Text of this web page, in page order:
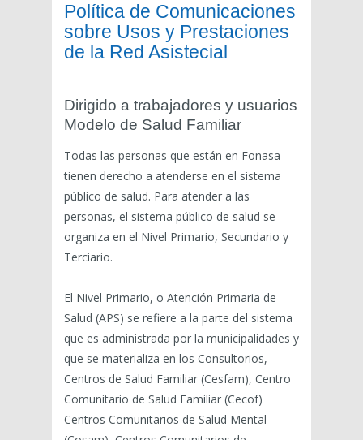
Política de Comunicaciones
sobre Usos y Prestaciones
de la Red Asistecial
Dirigido a trabajadores y usuarios
Modelo de Salud Familiar
Todas las personas que están en Fonasa
tienen derecho a atenderse en el sistema
público de salud. Para atender a las
personas, el sistema público de salud se
organiza en el Nivel Primario, Secundario y
Terciario.
El Nivel Primario, o Atención Primaria de
Salud (APS) se refiere a la parte del sistema
que es administrada por la municipalidades y
que se materializa en los Consultorios,
Centros de Salud Familiar (Cesfam), Centro
Comunitario de Salud Familiar (Cecof)
Centros Comunitarios de Salud Mental